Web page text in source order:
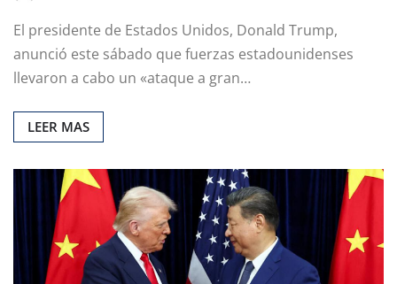
El presidente de Estados Unidos, Donald Trump,
anunció este sábado que fuerzas estadounidenses
llevaron a cabo un «ataque a gran…
LEER MAS